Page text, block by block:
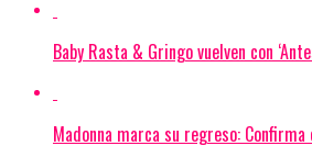
Baby Rasta & Gringo vuelven con
Madonna marca su regreso: Confirma